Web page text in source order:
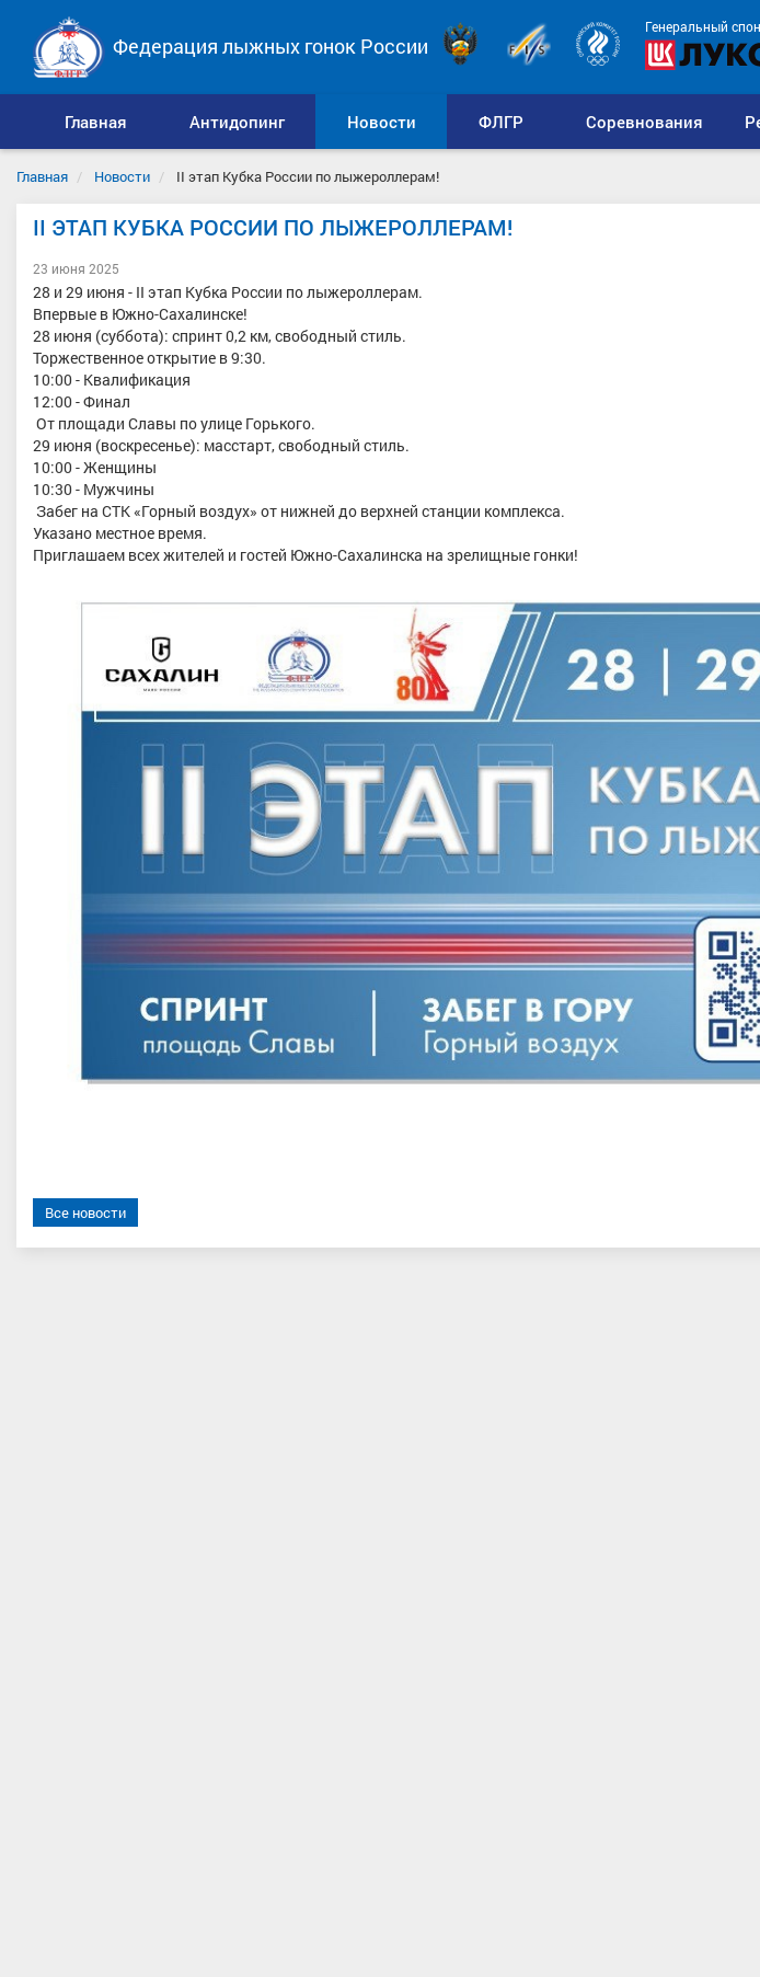
Генеральный
Федерация лыжных гонок России
Главная Антидопинг Новости ФЛГР Соревнования
Главная Новости II этап Кубка России по лыжероллерам!
II ЭТАП КУБКА РОССИИ ПО ЛЫЖЕРОЛЛЕРАМ!
23 июня 2025
28 и 29 июня - II этап Кубка России по лыжероллерам.
Впервые в Южно-Сахалинске!
28 июня (суббота): спринт 0,2 км, свободный стиль.
Торжественное открытие в 9:30.
10:00 - Квалификация
12:00 - Финал
От площади Славы по улице Горького.
29 июня (воскресенье): масстарт, свободный стиль.
10:00 - Женщины
10:30 - Мужчины
Забег на СТК «Горный воздух» от нижней до верхней станции комплекса.
Указано местное время.
Приглашаем всех жителей и гостей Южно-Сахалинска на зрелищные гонки!
Все новости
Елизавета Вячеславовна
Тюменская область
Плечёва Алёна Вячеславовна
Челябинская область
Терентьев Александр
Заслуженный мастер спорта,
Западный, Ленинградская
Ненецкий АО